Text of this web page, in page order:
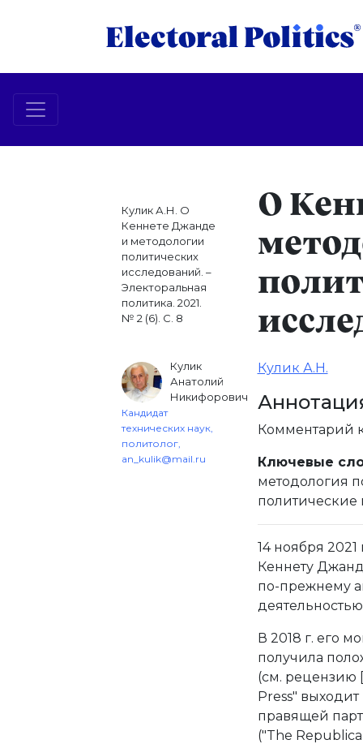
Кулик А.Н. О
Кеннете Джанде
и методологии
политических
исследований. –
Электоральная
политика. 2021.
№ 2 (6). С. 8
Кулик
Анатолий
Никифорович
Кандидат
технических наук,
политолог,
an_kulik@mail.ru
О
Кулик А.Н.
Комментарий
Ключевые
методология
политические
14 ноября
Кеннету
по-прежнему
В 2018 г. его
получила
(см. рецензию [
Press"
правящей
("The